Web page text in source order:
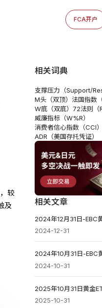
FCA开户
较
及
相关词典
支撑压力（Support/
M头（双顶） 法国指数
W底（双底） 72法则（
威廉指标（W%R）
消费者信心指数（CCI）
ADR（美国存托凭证）
相关文章
2024-12-31
2024-10-31
2025-10-31